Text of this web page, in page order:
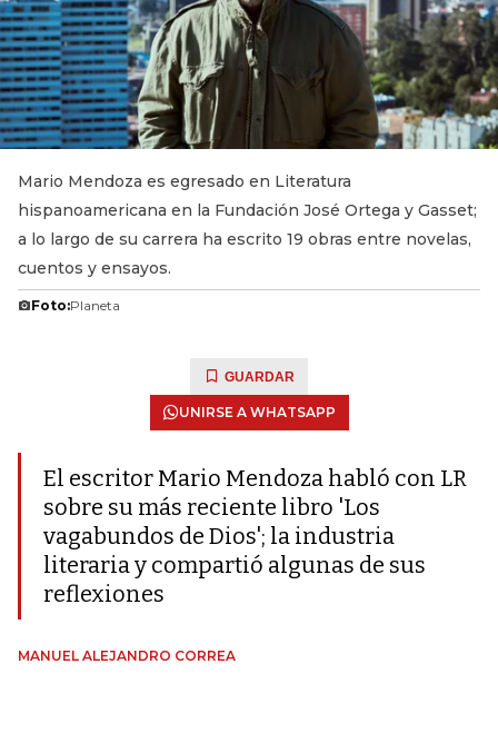
Mario Mendoza es egresado en Literatura
hispanoamericana en la Fundación José Ortega y Gasset;
a lo largo de su carrera ha escrito 19 obras entre novelas,
cuentos y ensayos.
Foto:Planeta
GUARDAR
UNIRSE A WHATSAPP
El escritor Mario Mendoza habló con LR
sobre su más reciente libro 'Los
vagabundos de Dios'; la industria
literaria y compartió algunas de sus
reflexiones
MANUEL ALEJANDRO CORREA